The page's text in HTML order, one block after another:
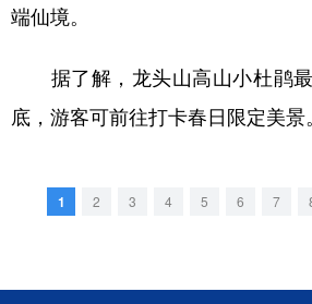
端仙境。
据了解，龙头山高山小杜鹃最
底，游客可前往打卡春日限定美景。
1 2 3 4 5 6 7